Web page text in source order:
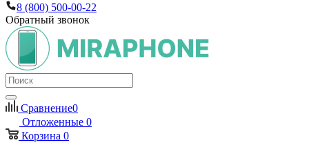
8 (800) 500-00-22
Обратный звонок
Сравнение0
Отложенные 0
Корзина 0